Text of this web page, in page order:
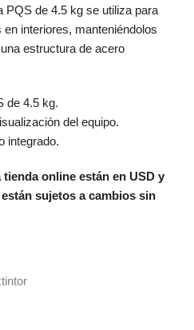
PQS de 4.5 kg se utiliza para
interiores, manteniéndolos
estructura de acero
de 4.5 kg.
del equipo.
integrado.
online están en USD y
sujetos a cambios sin